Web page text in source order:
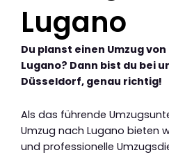
Lugano
Du planst einen Umzug
Lugano? Dann bist du bei
Düsseldorf, genau richtig!
Als das führende
Umzug nach Lugano bieten
und professionelle